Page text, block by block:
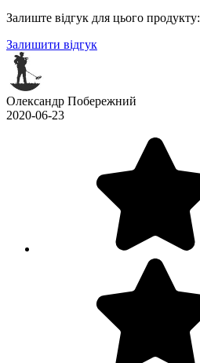
Залиште відгук для цього продукту:
Залишити відгук
Олександр Побережний
2020-06-23